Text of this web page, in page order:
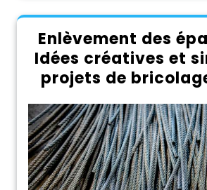
Enlèvement des
Idées créatives et
projets de